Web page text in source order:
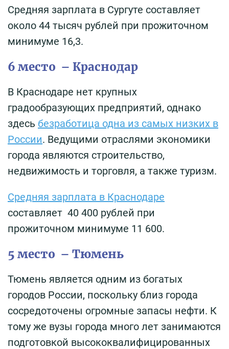
Средняя зарплата в Сургуте составляет
около 44 тысяч рублей при прожиточном
минимуме 16,3.
6 место – Краснодар
В Краснодаре нет крупных
градообразующих предприятий, однако
здесь безработица одна из самых низких в
России. Ведущими отраслями экономики
города являются строительство,
недвижимость и торговля, а также туризм.
Средняя зарплата в Краснодаре
составляет 40 400 рублей при
прожиточном минимуме 11 600.
5 место – Тюмень
Тюмень является одним из богатых
городов России, поскольку близ города
сосредоточены огромные запасы нефти. К
тому же вузы города много лет занимаются
подготовкой высококвалифицированных